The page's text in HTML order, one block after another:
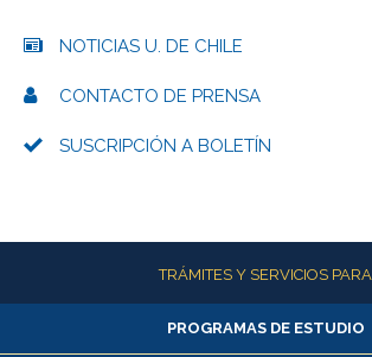
NOTICIAS U. DE CHILE
CONTACTO DE PRENSA
SUSCRIPCIÓN A BOLETÍN
Más informaciónTRÁMITES Y SERVICIOS PARA
Alumnas/os y exalumnas/os
PROGRAMAS DE ESTUDIO